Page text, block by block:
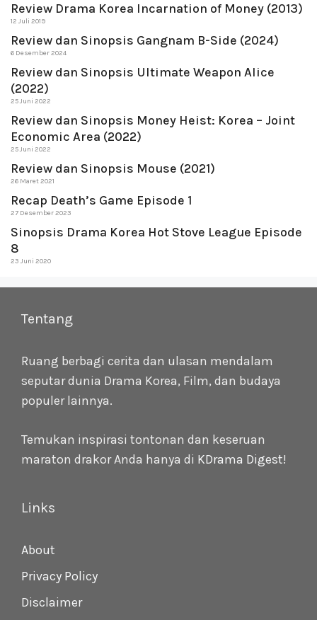
Review Drama Korea Incarnation of Money (2013)
12 Juli 2019
Review dan Sinopsis Gangnam B-Side (2024)
6 Desember 2024
Review dan Sinopsis Ultimate Weapon Alice
(2022)
25 Juni 2022
Review dan Sinopsis Money Heist: Korea – Joint
Economic Area (2022)
25 Juni 2022
Review dan Sinopsis Mouse (2021)
26 Maret 2021
Recap Death’s Game Episode 1
27 Desember 2023
Sinopsis Drama Korea Hot Stove League Episode
8
23 Juni 2020
Tentang
Ruang berbagi cerita dan ulasan mendalam
seputar dunia Drama Korea, Film, dan budaya
populer lainnya.
Temukan inspirasi tontonan dan keseruan
maraton drakor Anda hanya di KDrama Digest!
Links
About
Privacy Policy
Disclaimer